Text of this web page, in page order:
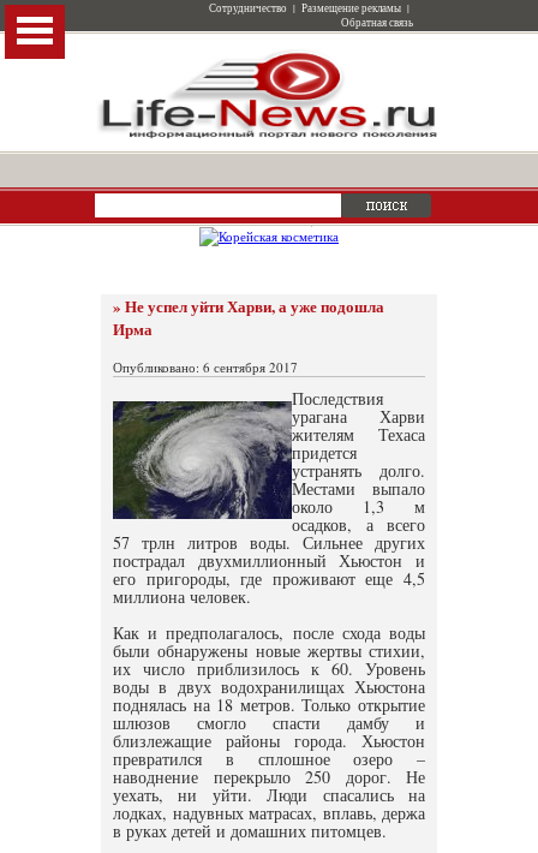
Сотрудничество | Размещение рекламы |
Обратная связь
» Не успел уйти Харви, а уже подошла
Ирма
Опубликовано: 6 сентября 2017
Последствия
урагана Харви
жителям Техаса
придется
устранять долго.
Местами выпало
около 1,3 м
осадков, а всего
57 трлн литров воды. Сильнее других
пострадал двухмиллионный Хьюстон и
его пригороды, где проживают еще 4,5
миллиона человек.
Как и предполагалось, после схода воды
были обнаружены новые жертвы стихии,
их число приблизилось к 60. Уровень
воды в двух водохранилищах Хьюстона
поднялась на 18 метров. Только открытие
шлюзов смогло спасти дамбу и
близлежащие районы города. Хьюстон
превратился в сплошное озеро –
наводнение перекрыло 250 дорог. Не
уехать, ни уйти. Люди спасались на
лодках, надувных матрасах, вплавь, держа
в руках детей и домашних питомцев.